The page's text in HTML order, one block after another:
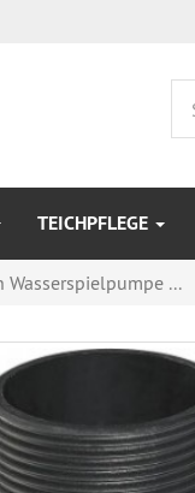
TEICHPFLEGE
...